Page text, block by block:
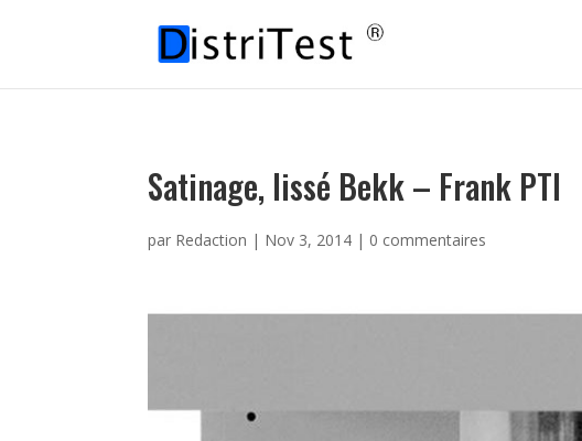
Satinage, lissé Bekk – Frank PTI
par Redaction | Nov 3, 2014 | 0 commentaires